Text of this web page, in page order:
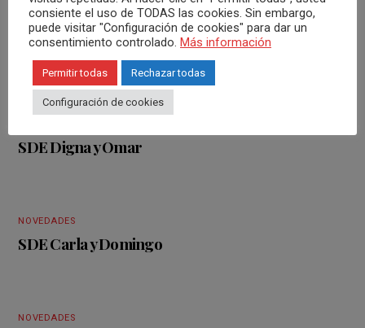
k
p
SDE Digna y Omar
NOVEDADES
SDE Carla y Domingo
NOVEDADES
consiente el uso de TODAS las cookies. Sin embargo,
puede visitar "Configuración de cookies" para dar un
consentimiento controlado. Más información
Permitir todas Rechazar todas
Configuración de cookies